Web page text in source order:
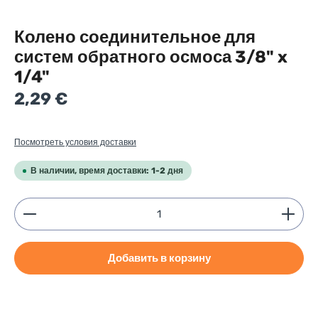
Колено соединительное для
систем обратного осмоса 3/8" x
1/4"
Regular price:
2,29 €
Посмотреть условия доставки
В наличии, время доставки: 1-2 дня
Product Quantity: Enter the desired amount or
Добавить в корзину